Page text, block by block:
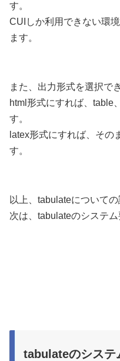
す。
CUIしか利用できない環
ます。
また、出力形式を選択で
html形式にすれば、table
す。
latex形式にすれば、その
す。
以上、tabulateについての
次は、tabulateのシステム
tabulateのシステ